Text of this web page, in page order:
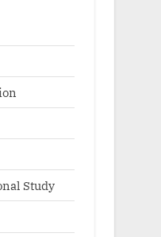
Study